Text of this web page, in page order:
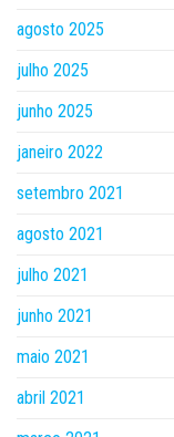
agosto 2025
julho 2025
junho 2025
janeiro 2022
setembro 2021
agosto 2021
julho 2021
junho 2021
maio 2021
abril 2021